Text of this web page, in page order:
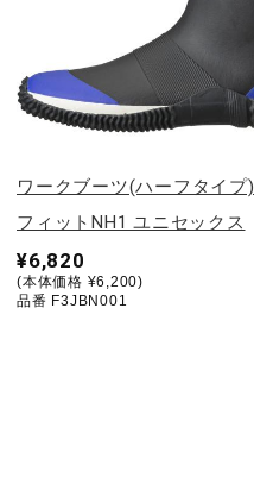
ワークブーツ(ハーフタイプ
フィットNH1 ユニセックス
¥6,820
(本体価格 ¥6,200)
品番 F3JBN001